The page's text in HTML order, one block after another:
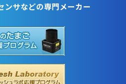
ンサなどの専門メーカー